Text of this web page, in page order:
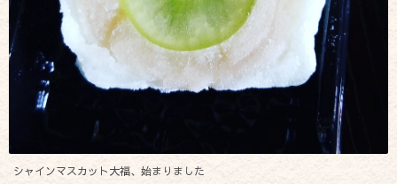
シャインマスカット大福、始まりました